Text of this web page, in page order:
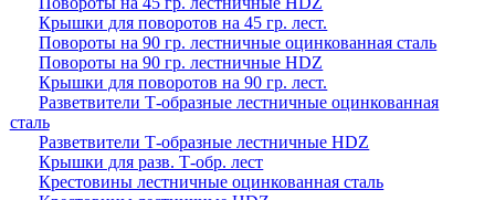
Крышки для поворотов на 45 гр. лест.
Повороты на 90 гр. лестничные оцинкованная сталь
Повороты на 90 гр. лестничные HDZ
Крышки для поворотов на 90 гр. лест.
Разветвители Т-образные лестничные оцинкованная
сталь
Разветвители Т-образные лестничные HDZ
Крышки для разв. Т-обр. лест
Крестовины лестничные оцинкованная сталь